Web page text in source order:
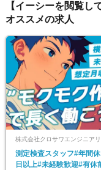
【イーシーを閲覧し
オススメの求人
測定検査スタッフ#年間
日以上#未経験歓迎#有休